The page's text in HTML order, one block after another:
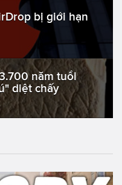
bị giới hạn
năm tuổi
diệt chấy